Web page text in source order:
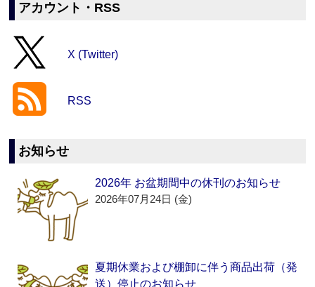
アカウント・RSS
X (Twitter)
RSS
お知らせ
2026年 お盆期間中の休刊のお知らせ
2026年07月24日 (金)
夏期休業および棚卸に伴う商品出荷（発
送）停止のお知らせ